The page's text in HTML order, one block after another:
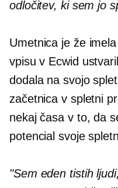
odločitev, ki sem jo
Umetnica je že
vpisu v Ecwid
dodala na svojo
začetnica v spletni
nekaj časa v to, da
potencial svoje
"Sem eden tistih